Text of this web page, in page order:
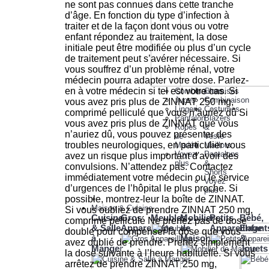
Combinaisons
Jupes
Lingerie
Pantalon
Robes
de
Mariée
Voyez
plus
Chemises
Combinaison
Costumes,
Blazers
&
Veste
Maillots
Pantalons
&
Shorts
Voyez
plus
+
Maison & Cuisine
Cuisine
& Salle
à
Manger
Gros
Appareillage
MeublesMobilier
de
Maison
Petits
Appareillage
Bébé,
&
Jouets